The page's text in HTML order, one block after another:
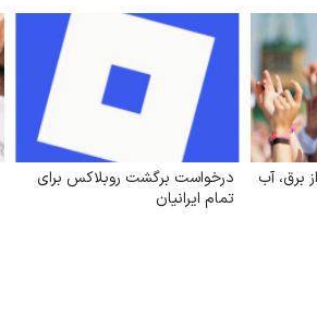
برق، آب
درخواست برگشت روبلاکس برای
تمام ایرانیان